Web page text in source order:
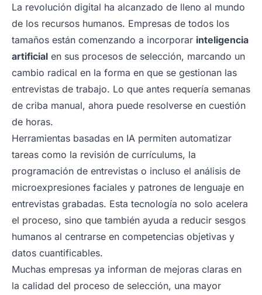
La revolución digital ha alcanzado de lleno al mundo
de los recursos humanos. Empresas de todos los
tamaños están comenzando a incorporar inteligencia
artificial en sus procesos de selección, marcando un
cambio radical en la forma en que se gestionan las
entrevistas de trabajo. Lo que antes requería semanas
de criba manual, ahora puede resolverse en cuestión
de horas.
Herramientas basadas en IA permiten automatizar
tareas como la revisión de currículums, la
programación de entrevistas o incluso el análisis de
microexpresiones faciales y patrones de lenguaje en
entrevistas grabadas. Esta tecnología no solo acelera
el proceso, sino que también ayuda a reducir sesgos
humanos al centrarse en competencias objetivas y
datos cuantificables.
Muchas empresas ya informan de mejoras claras en
la calidad del proceso de selección, una mayor